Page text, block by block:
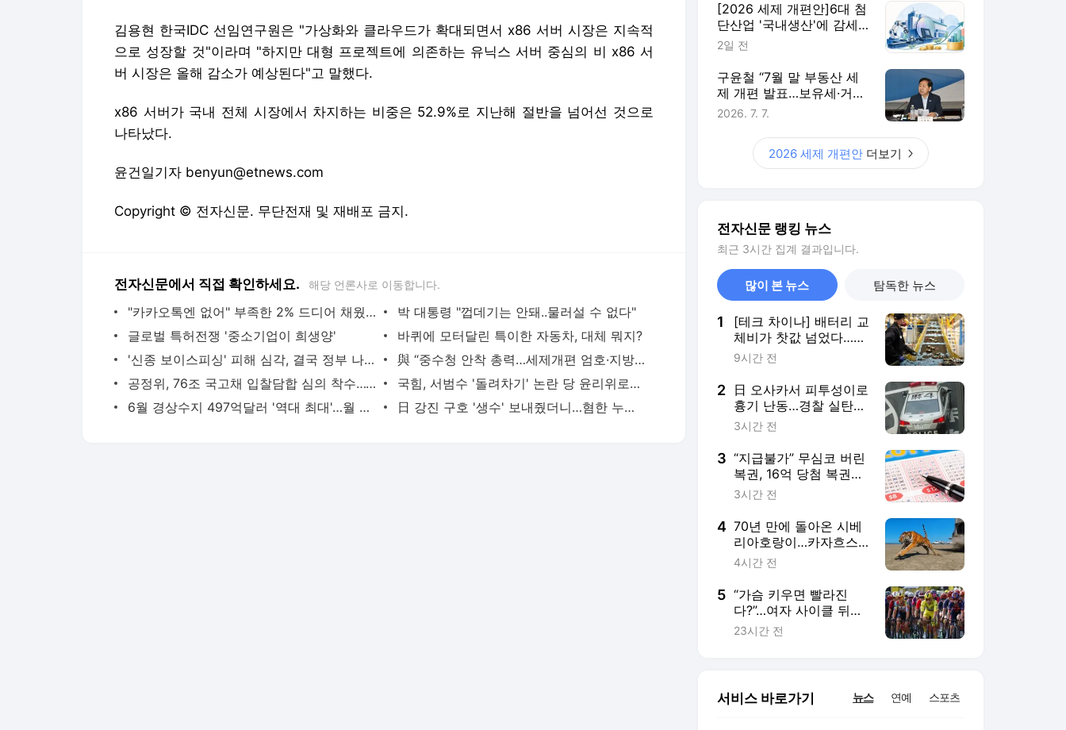
김용현 한국IDC 선임연구원은 "가상화와 클라우드가 확대되면서 x86 서버 시장은 지속적
으로 성장할 것"이라며 "하지만 대형 프로젝트에 의존하는 유닉스 서버 중심의 비 x86 서
버 시장은 올해 감소가 예상된다"고 말했다.
x86 서버가 국내 전체 시장에서 차지하는 비중은 52.9%로 지난해 절반을 넘어선 것으로
나타났다.
윤건일기자 benyun@etnews.com
Copyright © 전자신문. 무단전재 및 재배포 금지.
전자신문에서 직접 확인하세요. 해당 언론사로 이동합니다.
"카카오톡엔 없어" 부족한 2% 드디어 채웠다
박 대통령 "껍데기는 안돼..물러설 수 없다"
글로벌 특허전쟁 '중소기업이 희생양'
바퀴에 모터달린 특이한 자동차, 대체 뭐지?
'신종 보이스피싱' 피해 심각, 결국 정부 나서..
與 “중수청 안착 총력…세제개편 엄호·지방성장 속도”
공정위, 76조 국고채 입찰담합 심의 착수…15개 전문딜러 제재 여부 촉각
국힘, 서범수 '돌려차기' 논란 당 윤리위로…지도부 엄중 징계 의견 모아
6월 경상수지 497억달러 '역대 최대'…월 상품수출 첫 1000억달러 돌파
日 강진 구호 '생수' 보내줬더니…혐한 누리꾼 “한국산 물은 변기용” 비하
[2026 세제 개편안]6대 첨
단산업 '국내생산'에 감세…
핵심부품 생산량에 따라 지
2일 전
구윤철 “7월 말 부동산 세
제 개편 발표…보유세·거래
세 균형 검토”
2026. 7. 7.
2026 세제 개편안 더보기
전자신문 랭킹 뉴스
최근 3시간 집계 결과입니다.
많이 본 뉴스 탐독한 뉴스
1
[테크 차이나] 배터리 교
체비가 찻값 넘었다…中
전기차 재활용 체계 시
9시간 전
2 日 오사카서 피투성이로
흉기 난동…경찰 실탄
맞고 사망
3시간 전
3 “지급불가” 무심코 버린
복권, 16억 당첨 복권이
었다… 쓰레기 뒤져 발
3시간 전
4 70년 만에 돌아온 시베
리아호랑이…카자흐스
탄 야생에 풀렸다
4시간 전
5 “가슴 키우면 빨라진
다?”…여자 사이클 뒤흔
든 '가슴 게이트'
23시간 전
서비스 바로가기 뉴스 연예 스포츠